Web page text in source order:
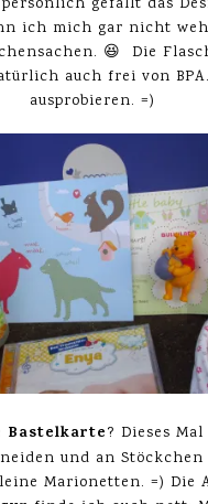
ich mich gar nicht
😆 Die
auch frei von
ausprobieren. =)
Bastelkarte? Dieses
und an
Marionetten. =) Die